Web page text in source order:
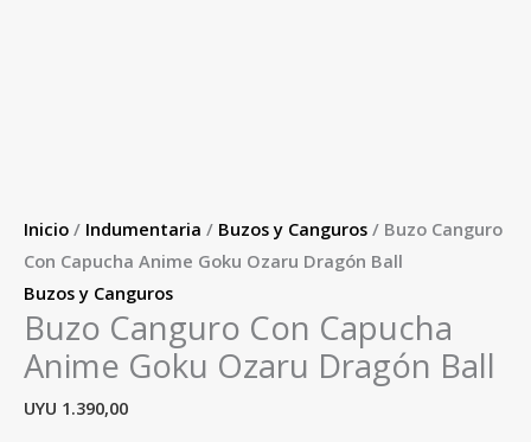
Inicio / Indumentaria / Buzos y Canguros / Buzo Canguro
Con Capucha Anime Goku Ozaru Dragón Ball
Buzos y Canguros
Buzo Canguro Con Capucha
Anime Goku Ozaru Dragón Ball
UYU 1.390,00